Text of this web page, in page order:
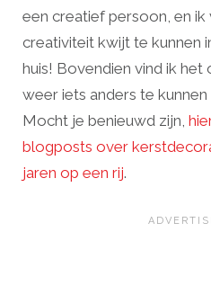
een creatief persoon, en ik
creativiteit kwijt te kunnen
huis! Bovendien vind ik
weer iets anders te kunnen
Mocht je benieuwd zijn,
blogposts over
jaren op een rij.